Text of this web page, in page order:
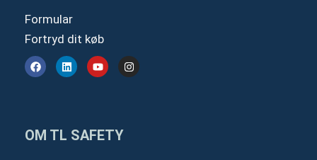
Formular
Fortryd dit køb
F
a
c
k
L
i
n
n
Y
o
u
I
n
s
OM TL SAFETY